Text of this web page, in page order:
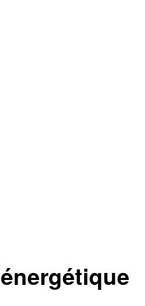
énergétique